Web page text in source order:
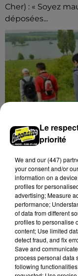
Cher) : « Soyez
déposées...
16h58
Dimanche 13
Randonnée
Inscription
Le
priorité
We and our (447)
your consent and/or
information on a
profiles for
advertising; Measure
performance;
of data from different
profiles to personalise
content; Use limited
detect fraud, and fix
Save and
process personal data
following